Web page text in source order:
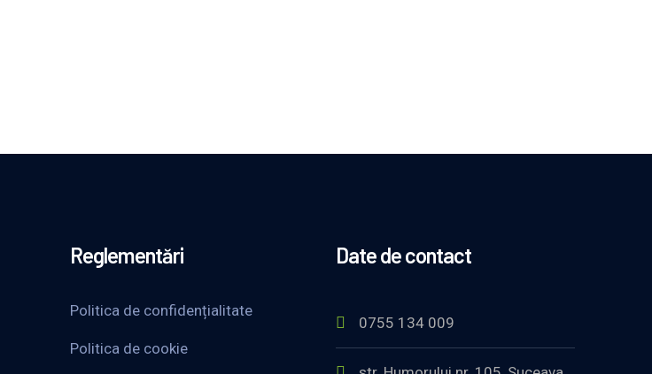
Reglementări
Politica de confidențialitate
Politica de cookie
Date de contact
0755 134 009